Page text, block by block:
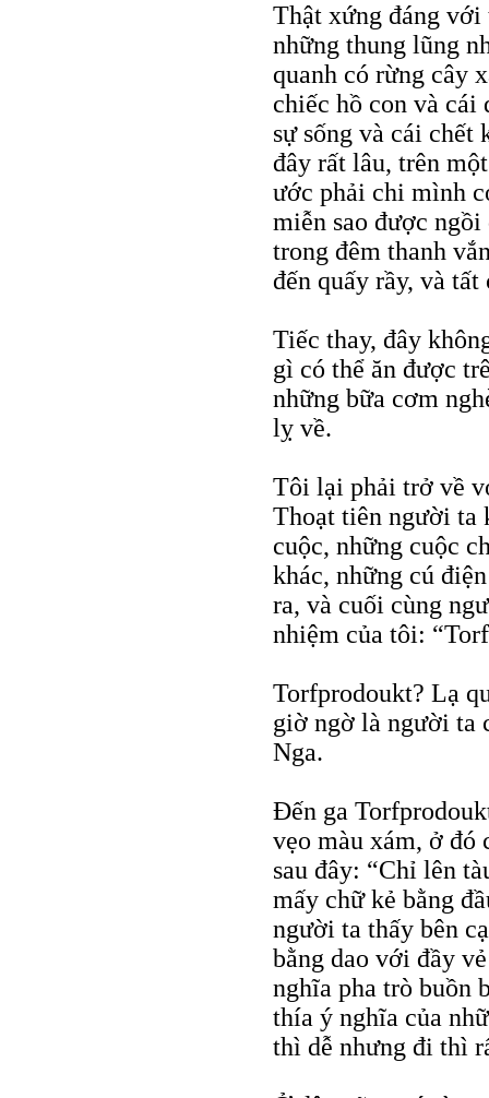
Thật xứng đáng với
những thung lũng
quanh có rừng cây
chiếc hồ con và cái
sự sống và cái chết
đây rất lâu, trên
ước phải chi mình
miễn sao được
trong đêm thanh
đến quấy rầy, và
Tiếc thay, đây
gì có thể ăn được
những bữa cơm
lỵ về.
Tôi lại phải trở về
Thoạt tiên người ta
cuộc, những cuộc
khác, những cú
ra, và cuối cùng
nhiệm của tôi:
Torfprodoukt? Lạ
giờ ngờ là người ta
Nga.
Đến ga
vẹo màu xám, ở đó
sau đây: “Chỉ lên
mấy chữ kẻ bằng
người ta thấy bên
bằng dao với đầy
nghĩa pha trò buồn
thía ý nghĩa của
thì dễ nhưng đi thì